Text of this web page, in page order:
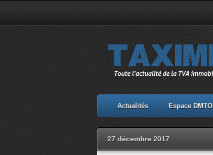
Actualités Espace DMTO
27 décembre 2017